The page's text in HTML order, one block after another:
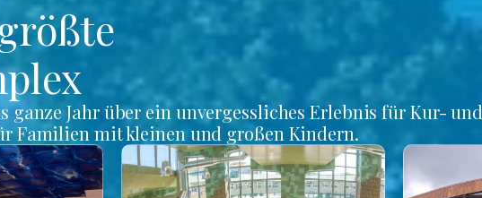
ganze Jahr über ein unvergessliches Erlebnis für Kur- und
Familien mit kleinen und großen Kindern.